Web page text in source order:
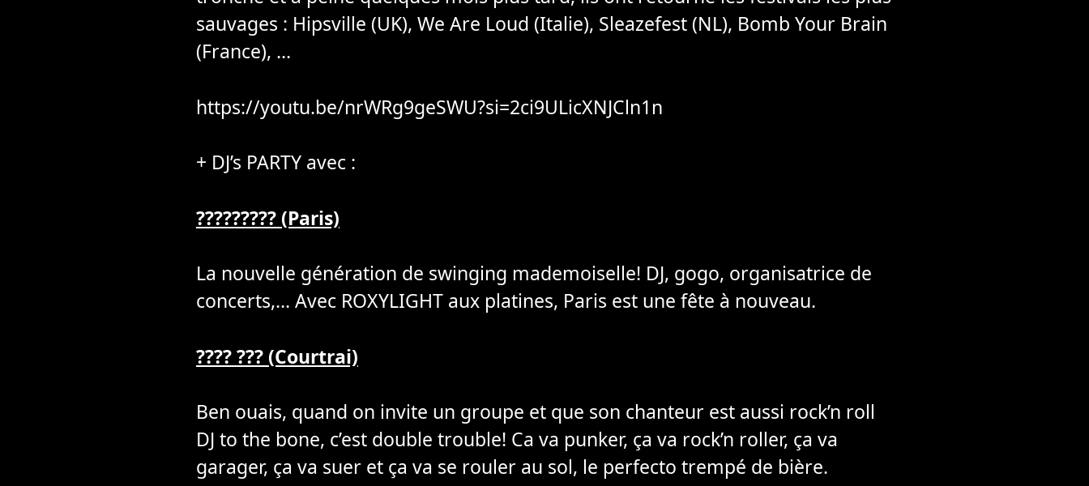
sauvages : Hipsville (UK), We Are Loud (Italie), Sleazefest (NL), Bomb Your Brain
(France), …
https://youtu.be/nrWRg9geSWU?si=2ci9ULicXNJCln1n
+ DJ’s PARTY avec :
????????? (Paris)
La nouvelle génération de swinging mademoiselle! DJ, gogo, organisatrice de
concerts,… Avec ROXYLIGHT aux platines, Paris est une fête à nouveau.
???? ??? (Courtrai)
Ben ouais, quand on invite un groupe et que son chanteur est aussi rock’n roll
DJ to the bone, c’est double trouble! Ca va punker, ça va rock’n roller, ça va
garager, ça va suer et ça va se rouler au sol, le perfecto trempé de bière.